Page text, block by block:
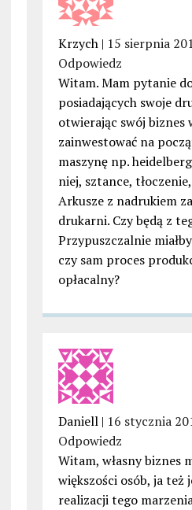
Krzych | 15 sierpnia
Odpowiedz
Witam. Mam pytanie
posiadających swoje
otwierając swój biznes
zainwestować na
maszynę np.
niej, sztance,
Arkusze z nadrukiem
drukarni. Czy będą z
Przypuszczalnie
czy sam proces
opłacalny?
Daniell | 16 stycznia
Odpowiedz
Witam, własny biznes
większości osób, ja też
realizacji tego